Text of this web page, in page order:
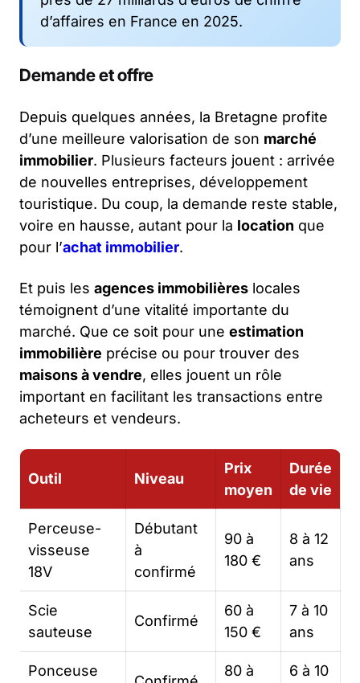
d’affaires en France en 2025.
Demande et offre
Depuis quelques années, la Bretagne profite
d’une meilleure valorisation de son marché
immobilier. Plusieurs facteurs jouent : arrivée
de nouvelles entreprises, développement
touristique. Du coup, la demande reste stable,
voire en hausse, autant pour la location que
pour l’achat immobilier.
Et puis les agences immobilières locales
témoignent d’une vitalité importante du
marché. Que ce soit pour une estimation
immobilière précise ou pour trouver des
maisons à vendre, elles jouent un rôle
important en facilitant les transactions entre
acheteurs et vendeurs.
Outil Niveau
Prix
moyen
Durée
de vie
Perceuse-
visseuse
18V
Débutant
à
confirmé
90 à
180 €
8 à 12
ans
Scie
sauteuse
Confirmé
60 à
150 €
7 à 10
ans
Ponceuse
80 à
6 à 10